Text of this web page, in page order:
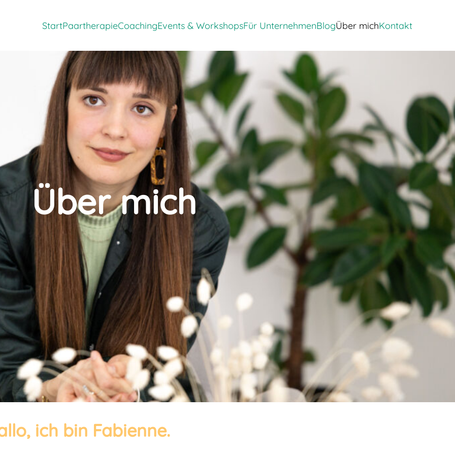
StartPaartherapie
Zeige Menü-Unterpunkte von 'Paartherapie'
CoachingEvents & Workshops
Zeige Menü-Unterpunkte von 'Events & Workshops'
Für Unternehmen
Zeige Menü-Unterpunkte von 'Für Unternehmen'
Blog
Zeige Menü-Unterpunkte von
Über michKontakt
Über mich
ich bin Fabienne.